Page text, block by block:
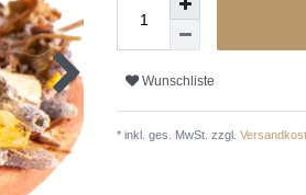
Wunschliste
* inkl. ges. MwSt. zzgl.